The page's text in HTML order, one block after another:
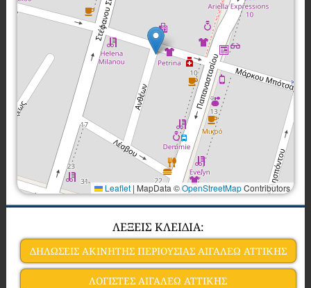
Leaflet | MapData ©OpenStreetMapContributors
ΛΕΞΕΙΣ ΚΛΕΙΔΙΑ:
ΔΗΛΩΣΕΙΣ ΑΚΙΝΗΤΗΣ ΠΕΡΙΟΥΣΙΑΣ ΑΙΓΑΛΕΩ ΑΤΤΙΚΗΣ
ΛΟΓΙΣΤΕΣ ΑΙΓΑΛΕΩ ΑΤΤΙΚΗΣ